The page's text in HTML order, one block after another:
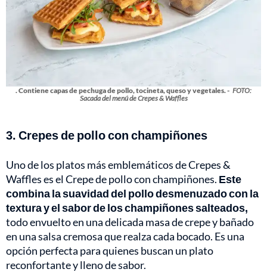
. Contiene capas de pechuga de pollo, tocineta, queso y vegetales. - FOTO:
Sacada del menú de Crepes & Waffles
3. Crepes de pollo con champiñones
Uno de los platos más emblemáticos de Crepes &
Waffles es el Crepe de pollo con champiñones. Este
combina la suavidad del pollo desmenuzado con la
textura y el sabor de los champiñones salteados,
todo envuelto en una delicada masa de crepe y bañado
en una salsa cremosa que realza cada bocado. Es una
opción perfecta para quienes buscan un plato
reconfortante y lleno de sabor.